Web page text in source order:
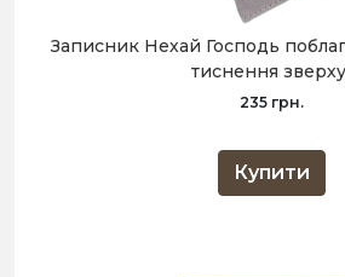
Записник Нехай Господь
тиснення
235 грн.
Купити